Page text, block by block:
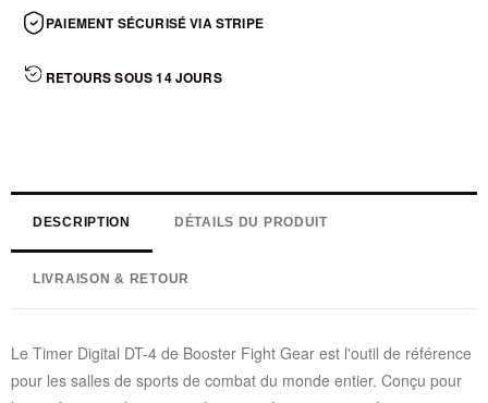
PAIEMENT SÉCURISÉ VIA STRIPE
RETOURS SOUS 14 JOURS
DESCRIPTION DÉTAILS DU PRODUIT
LIVRAISON & RETOUR
Le Timer Digital DT-4 de Booster Fight Gear est l'outil de référence
pour les salles de sports de combat du monde entier. Conçu pour